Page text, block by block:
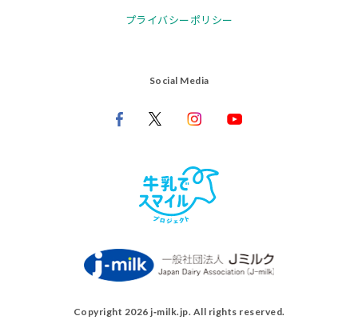
Copyright 2026 j‑milk.jp. All rights reserved.
プライバシーポリシー
Social Media